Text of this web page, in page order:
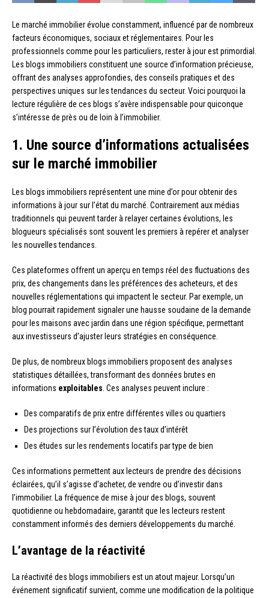
Le marché immobilier évolue constamment, influencé par de nombreux
facteurs économiques, sociaux et réglementaires. Pour les
professionnels comme pour les particuliers, rester à jour est primordial.
Les blogs immobiliers constituent une source d’information précieuse,
offrant des analyses approfondies, des conseils pratiques et des
perspectives uniques sur les tendances du secteur. Voici pourquoi la
lecture régulière de ces blogs s’avère indispensable pour quiconque
s’intéresse de près ou de loin à l’immobilier.
1. Une source d’informations actualisées
sur le marché immobilier
Les blogs immobiliers représentent une mine d’or pour obtenir des
informations à jour sur l’état du marché. Contrairement aux médias
traditionnels qui peuvent tarder à relayer certaines évolutions, les
blogueurs spécialisés sont souvent les premiers à repérer et analyser
les nouvelles tendances.
Ces plateformes offrent un aperçu en temps réel des fluctuations des
prix, des changements dans les préférences des acheteurs, et des
nouvelles réglementations qui impactent le secteur. Par exemple, un
blog pourrait rapidement signaler une hausse soudaine de la demande
pour les maisons avec jardin dans une région spécifique, permettant
aux investisseurs d’ajuster leurs stratégies en conséquence.
De plus, de nombreux blogs immobiliers proposent des analyses
statistiques détaillées, transformant des données brutes en
informations exploitables. Ces analyses peuvent inclure :
Des comparatifs de prix entre différentes villes ou quartiers
Des projections sur l’évolution des taux d’intérêt
Des études sur les rendements locatifs par type de bien
Ces informations permettent aux lecteurs de prendre des décisions
éclairées, qu’il s’agisse d’acheter, de vendre ou d’investir dans
l’immobilier. La fréquence de mise à jour des blogs, souvent
quotidienne ou hebdomadaire, garantit que les lecteurs restent
constamment informés des derniers développements du marché.
L’avantage de la réactivité
La réactivité des blogs immobiliers est un atout majeur. Lorsqu’un
événement significatif survient, comme une modification de la politique